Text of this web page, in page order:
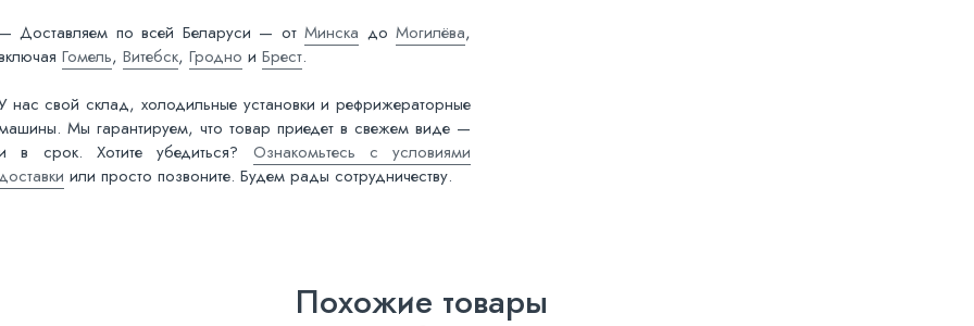
— Доставляем по всей Беларуси — отМинска доМогилёва,
Гомель, Витебск, Гродно и Брест.
нас свой склад, холодильные установки и рефрижераторные
Мы гарантируем, что товар приедет в свежем виде —
в срок. Хотите убедиться? Ознакомьтесь с условиями
или просто позвоните. Будем рады сотрудничеству.
Похожие товары